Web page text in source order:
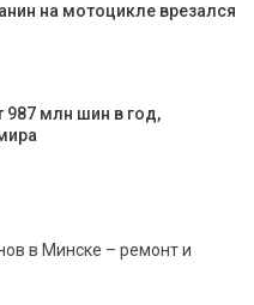
на мотоцикле врезался
987 млн шин в год,
в Минске – ремонт и